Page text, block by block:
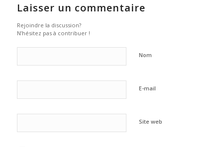
Laisser un commentaire
Rejoindre la discussion?
N’hésitez pas à contribuer !
Nom
E-mail
Site web